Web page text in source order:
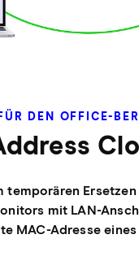
DEN OFFICE-
temporären
mit LAN-
MAC-Adresse